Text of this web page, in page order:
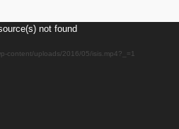
not found
content/uploads/2016/05/isis.mp4?_=1